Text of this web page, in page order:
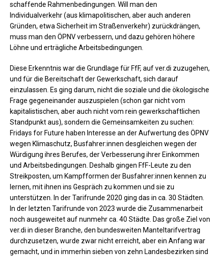
schaffende Rahmenbedingungen. Will man den
Individualverkehr (aus klimapolitischen, aber auch anderen
Gründen, etwa Sicherheit im Straßenverkehr) zurückdrängen,
muss man den ÖPNV verbessern, und dazu gehören höhere
Löhne und erträgliche Arbeitsbedingungen.
Diese Erkenntnis war die Grundlage für FfF, auf ver.di zuzugehen,
und für die Bereitschaft der Gewerkschaft, sich darauf
einzulassen. Es ging darum, nicht die soziale und die ökologische
Frage gegeneinander auszuspielen (schon gar nicht vom
kapitalistischen, aber auch nicht vom rein gewerkschaftlichen
Standpunkt aus), sondern die Gemeinsamkeiten zu suchen:
Fridays for Future haben Interesse an der Aufwertung des ÖPNV
wegen Klimaschutz, Busfahrer:innen desgleichen wegen der
Würdigung ihres Berufes, der Verbesserung ihrer Einkommen
und Arbeitsbedingungen. Deshalb gingen FfF-Leute zu den
Streikposten, um Kampfformen der Busfahrer:innen kennen zu
lernen, mit ihnen ins Gespräch zu kommen und sie zu
unterstützen. In der Tarifrunde 2020 ging das in ca. 30 Städten.
In der letzten Tarifrunde von 2023 wurde die Zusammenarbeit
noch ausgeweitet auf nunmehr ca. 40 Städte. Das große Ziel von
ver.di in dieser Branche, den bundesweiten Manteltarifvertrag
durchzusetzen, wurde zwar nicht erreicht, aber ein Anfang war
gemacht, und in immerhin sieben von zehn Landesbezirken sind